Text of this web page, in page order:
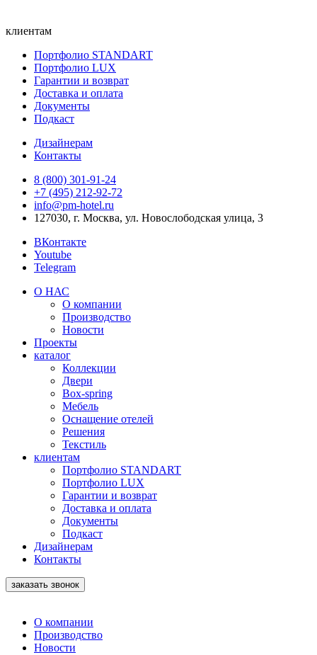
клиентам
Портфолио STANDART
Портфолио LUX
Гарантии и возврат
Доставка и оплата
Документы
Подкаст
Дизайнерам
Контакты
8 (800) 301‑91‑24
+7 (495) 212‑92‑72
info@pm-hotel.ru
127030, г. Москва, ул. Новослободская улица, 3
ВКонтакте
Youtube
Telegram
О НАС
О компании
Производство
Новости
Проекты
каталог
Коллекции
Двери
Box-spring
Мебель
Оснащение отелей
Решения
Текстиль
клиентам
Портфолио STANDART
Портфолио LUX
Гарантии и возврат
Доставка и оплата
Документы
Подкаст
Дизайнерам
Контакты
заказать звонок
О компании
Производство
Новости